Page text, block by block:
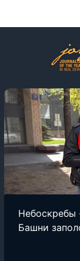
Небоскребы
Башни